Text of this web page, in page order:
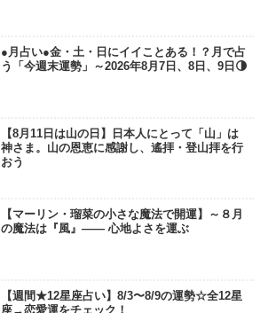
●月占い●金・土・日にイイことある！？月で占
う「今週末運勢」～2026年8月7日、8日、9日🌗
【8月11日は山の日】日本人にとって「山」は
神さま。山の恩恵に感謝し、遙拝・登山拝を行
おう
【マーリン・瑠菜の小さな魔法で開運】～８月
の魔法は『風』―― 心地よさを運ぶ
【週間★12星座占い】8/3〜8/9の運勢☆全12星
座→恋愛運をチェック！